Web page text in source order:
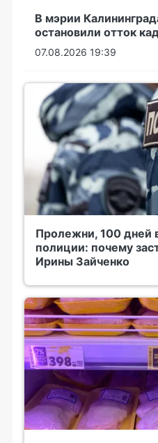
В мэрии
остановили отток
07.08.2026 19:39
Пролежни, 100 дней
полиции: почему
Ирины Зайченко